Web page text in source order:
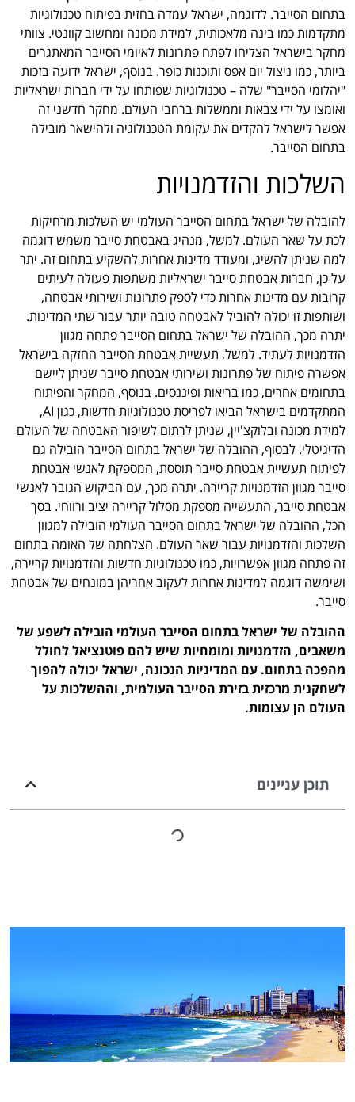
בתחום הסייבר. לדוגמה, ישראל עמדה בחזית בפיתוח טכנולוגיות
מתקדמות כמו בינה מלאכותית, למידת מכונה ומחשוב קוונטי. צוותי
מחקר בישראל הצליחו לפתח פתרונות לאיומי הסייבר המאתגרים
ביותר, כמו ניצול יום אפס ותוכנות כופר. בנוסף, ישראל ידועה בזכות
"יהלומי הסייבר" שלה – טכנולוגיות שפותחו על ידי חברות ישראליות
ואומצו על ידי צבאות וממשלות ברחבי העולם. מחקר חדשני זה
אפשר לישראל להקדים את עקומת הטכנולוגיה ולהישאר מובילה
בתחום הסייבר.
השלכות והזדמנויות
להובלה של ישראל בתחום הסייבר העולמי יש השלכות מרחיקות
לכת על שאר העולם. למשל, מנהיג באבטחת סייבר משמש דוגמה
למה שניתן להשיג, ומעודד מדינות אחרות להשקיע בתחום זה. יתר
על כן, חברות אבטחת סייבר ישראליות משתפות פעולה לעיתים
קרובות עם מדינות אחרות כדי לספק פתרונות ושירותי אבטחה,
ושותפות זו יכולה להוביל לאבטחה טובה יותר עבור שתי המדינות.
יתרה מכך, ההובלה של ישראל בתחום הסייבר פתחה מגוון
הזדמנויות לעתיד. למשל, תעשיית אבטחת הסייבר החזקה בישראל
אפשרה פיתוח של פתרונות ושירותי אבטחת סייבר שניתן ליישם
בתחומים אחרים, כמו בריאות ופיננסים. בנוסף, המחקר והפיתוח
המתקדמים בישראל הביאו לפריסת טכנולוגיות חדשות, כגון AI,
למידת מכונה ובלוקצ'יין, שניתן לרתום לשיפור האבטחה של העולם
הדיגיטלי. לבסוף, ההובלה של ישראל בתחום הסייבר הובילה גם
לפיתוח תעשיית אבטחת סייבר תוססת, המספקת לאנשי אבטחת
סייבר מגוון הזדמנויות קריירה. יתרה מכך, עם הביקוש הגובר לאנשי
אבטחת סייבר, התעשייה מספקת מסלול קריירה יציב ורווחי. בסך
הכל, ההובלה של ישראל בתחום הסייבר העולמי הובילה למגוון
השלכות והזדמנויות עבור שאר העולם. הצלחתה של האומה בתחום
זה פתחה מגוון אפשרויות, כמו טכנולוגיות חדשות והזדמנויות קריירה,
ושימשה דוגמה למדינות אחרות לעקוב אחריהן במונחים של אבטחת
סייבר.
ההובלה של ישראל בתחום הסייבר העולמי הובילה לשפע של
משאבים, הזדמנויות ומומחיות שיש להם פוטנציאל לחולל
מהפכה בתחום. עם המדיניות הנכונה, ישראל יכולה להפוך
לשחקנית מרכזית בזירת הסייבר העולמית, וההשלכות על
העולם הן עצומות.
תוכן עניינים